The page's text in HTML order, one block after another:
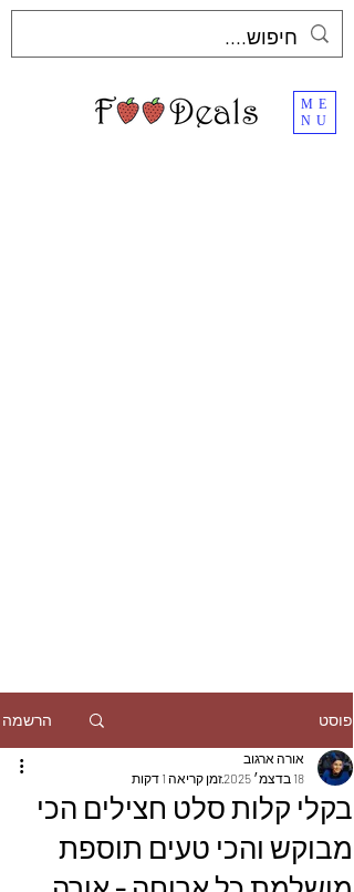
ME
NU
פוסט הרשמה
בקלי קלות סלט חצילים הכי
מבוקש והכי טעים תוספת
אורה ארגוב
18 בדצמ׳ 2025
זמן קריאה 1 דקות